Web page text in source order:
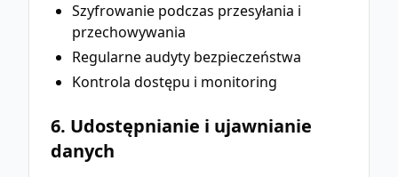
Szyfrowanie podczas przesyłania i
przechowywania
Regularne audyty bezpieczeństwa
Kontrola dostępu i monitoring
6. Udostępnianie i ujawnianie
danych